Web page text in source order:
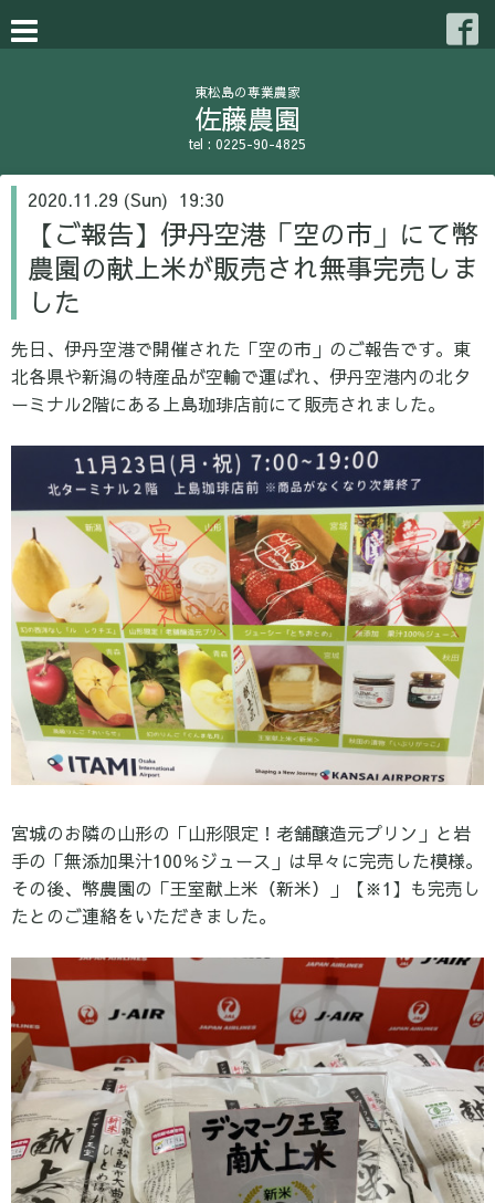
東松島の専業農家
佐藤農園
tel : 0225-90-4825
2020.11.29 (Sun) 19:30
【ご報告】伊丹空港「空の市」にて幣
農園の献上米が販売され無事完売しま
した
先日、伊丹空港で開催された「空の市」のご報告です。東
北各県や新潟の特産品が空輸で運ばれ、伊丹空港内の北タ
ーミナル2階にある上島珈琲店前にて販売されました。
宮城のお隣の山形の「山形限定！老舗醸造元プリン」と岩
手の「無添加果汁100％ジュース」は早々に完売した模様。
その後、 幣農園の「王室献上米（新米）」【※1】も完売し
たとのご連絡をいただきました。